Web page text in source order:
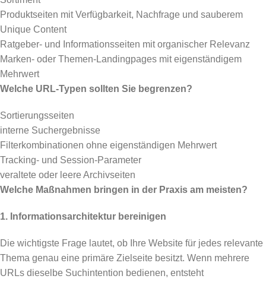
Produktseiten mit Verfügbarkeit, Nachfrage und sauberem
Unique Content
Ratgeber- und Informationsseiten mit organischer Relevanz
Marken- oder Themen-Landingpages mit eigenständigem
Mehrwert
Welche URL-Typen sollten Sie begrenzen?
Sortierungsseiten
interne Suchergebnisse
Filterkombinationen ohne eigenständigen Mehrwert
Tracking- und Session-Parameter
veraltete oder leere Archivseiten
Welche Maßnahmen bringen in der Praxis am meisten?
1. Informationsarchitektur bereinigen
Die wichtigste Frage lautet, ob Ihre Website für jedes relevante
Thema genau eine primäre Zielseite besitzt. Wenn mehrere
URLs dieselbe Suchintention bedienen, entsteht